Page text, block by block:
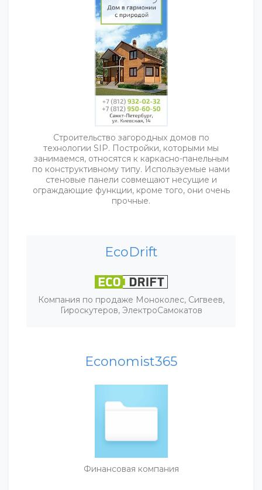
Строительство загородных домов по
технологии SIP. Постройки, которыми мы
занимаемся, относятся к каркасно-панельным
по конструктивному типу. Используемые нами
стеновые панели совмещают несущие и
ограждающие функции, кроме того, они очень
прочные.
EcoDrift
Компания по продаже Моноколес, Сигвеев,
Гироскутеров, ЭлектроСамокатов
Economist365
Финансовая компания